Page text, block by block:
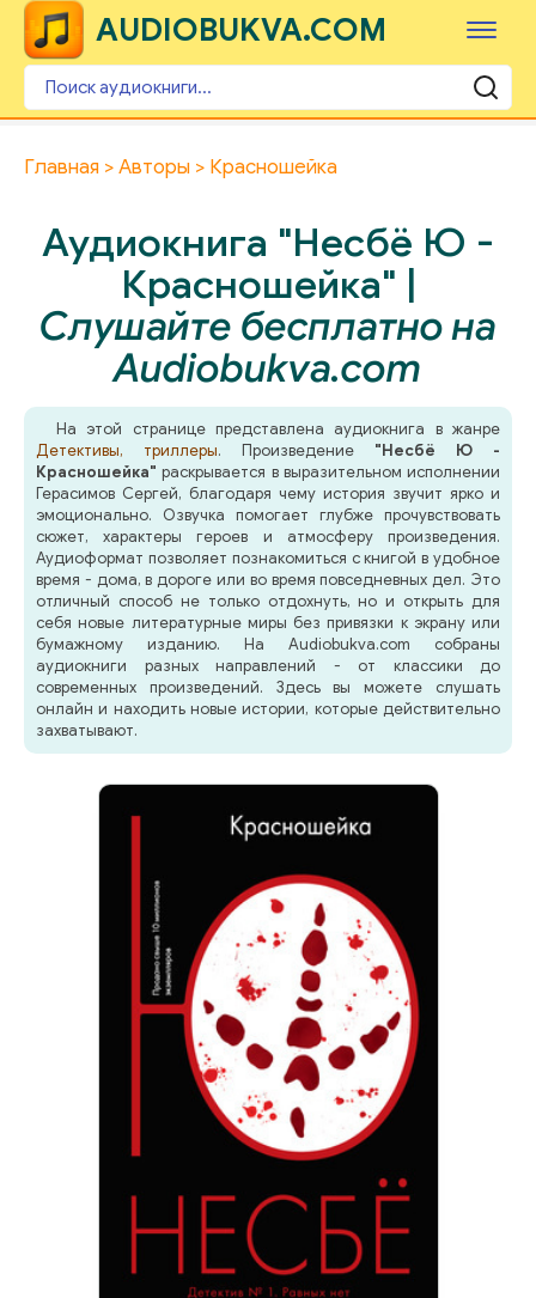
AUDIOBUKVA.COM
Главная Авторы Красношейка
Аудиокнига "Несбё Ю -
Красношейка" |
Слушайте бесплатно на
Audiobukva.com
На этой странице представлена аудиокнига в жанре
Детективы, триллеры. Произведение "Несбё Ю -
Красношейка" раскрывается в выразительном исполнении
Герасимов Сергей, благодаря чему история звучит ярко и
эмоционально. Озвучка помогает глубже прочувствовать
сюжет, характеры героев и атмосферу произведения.
Аудиоформат позволяет познакомиться с книгой в удобное
время - дома, в дороге или во время повседневных дел. Это
отличный способ не только отдохнуть, но и открыть для
себя новые литературные миры без привязки к экрану или
бумажному изданию. На Audiobukva.com собраны
аудиокниги разных направлений - от классики до
современных произведений. Здесь вы можете слушать
онлайн и находить новые истории, которые действительно
захватывают.